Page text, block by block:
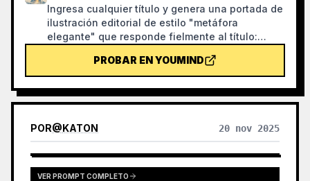
Ingresa cualquier título y genera una portada de
ilustración editorial de estilo "metáfora
elegante" que responde fielmente al título:
azul neblina, blanco marfil y acentos cálidos,
una sola metáfora visual, mucho espacio en
blanco y formato horizontal 16:9. Ideal para
portadas de noticias, podcasts, artículos y
PROBAR EN YOUMIND
POR@KATON 20 nov 2025
VER PROMPT COMPLETO